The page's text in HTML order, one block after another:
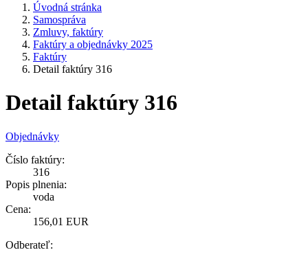
Úvodná stránka
Samospráva
Zmluvy, faktúry
Faktúry a objednávky 2025
Faktúry
Detail faktúry 316
Detail faktúry 316
Objednávky
Číslo faktúry:
316
Popis plnenia:
voda
Cena:
156,01 EUR
Odberateľ: